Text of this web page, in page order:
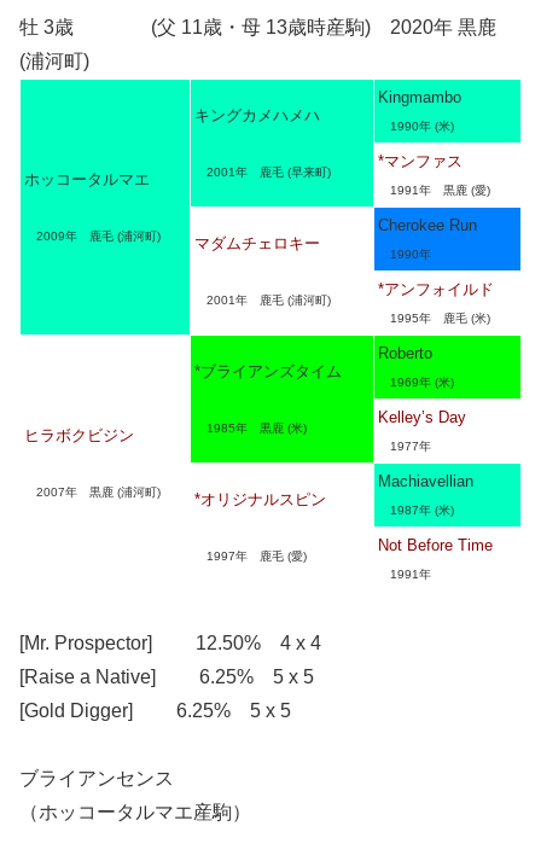
牡 3歳 (父 11歳・母 13歳時産駒) 2020年 黒鹿
(浦河町)
ホッコータルマエ
2009年 鹿毛 (浦河町)
キングカメハメハ
2001年 鹿毛 (早来町)
Kingmambo
1990年 (米)
*マンファス
1991年 黒鹿 (愛)
マダムチェロキー
2001年 鹿毛 (浦河町)
Cherokee Run
1990年
*アンフォイルド
1995年 鹿毛 (米)
ヒラボクビジン
2007年 黒鹿 (浦河町)
*ブライアンズタイム
1985年 黒鹿 (米)
Roberto
1969年 (米)
Kelley’s Day
1977年
*オリジナルスピン
1997年 鹿毛 (愛)
Machiavellian
1987年 (米)
Not Before Time
1991年
[Mr. Prospector] 12.50% 4 x 4
[Raise a Native] 6.25% 5 x 5
[Gold Digger] 6.25% 5 x 5
ブライアンセンス
（ホッコータルマエ産駒）